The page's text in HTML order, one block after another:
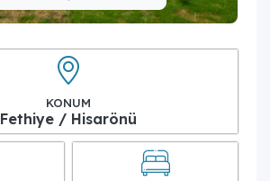
KONUM
Fethiye / Hisarönü